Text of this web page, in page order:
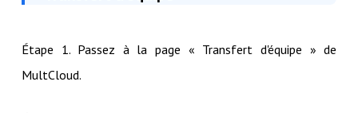
Étape 1. Passez à la page « Transfert d'équipe » de
MultCloud.